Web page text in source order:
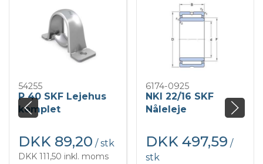
54255
P 40 SKF Lejehus
komplet
DKK 89,20 / stk
DKK 111,50 inkl. moms
6174-0925
NKI 22/16 SKF
Nåleleje
DKK 497,59 /
stk